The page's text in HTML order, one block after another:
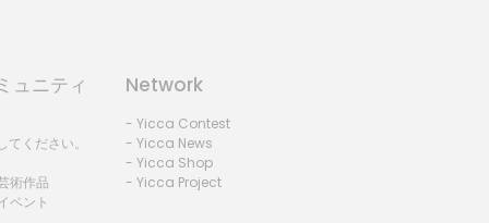
ュニティ
ください。
術作品
ベント
Network
- Yicca Contest
- Yicca News
- Yicca Shop
- Yicca Project